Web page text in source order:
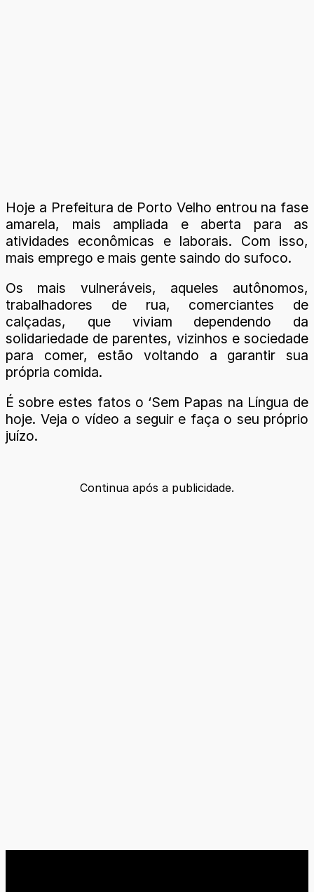
Hoje a Prefeitura de Porto Velho entrou na fase
amarela, mais ampliada e aberta para as
atividades econômicas e laborais. Com isso,
mais emprego e mais gente saindo do sufoco.
Os mais vulneráveis, aqueles autônomos,
trabalhadores de rua, comerciantes de
calçadas, que viviam dependendo da
solidariedade de parentes, vizinhos e sociedade
para comer, estão voltando a garantir sua
própria comida.
É sobre estes fatos o ‘Sem Papas na Língua de
hoje. Veja o vídeo a seguir e faça o seu próprio
juízo.
Continua após a publicidade.